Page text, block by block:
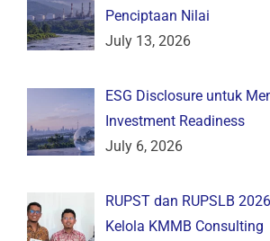
Penciptaan Nilai
July 13, 2026
ESG Disclosure untuk
Investment Readiness
July 6, 2026
RUPST dan RUPSLB
Kelola KMMB Consulting